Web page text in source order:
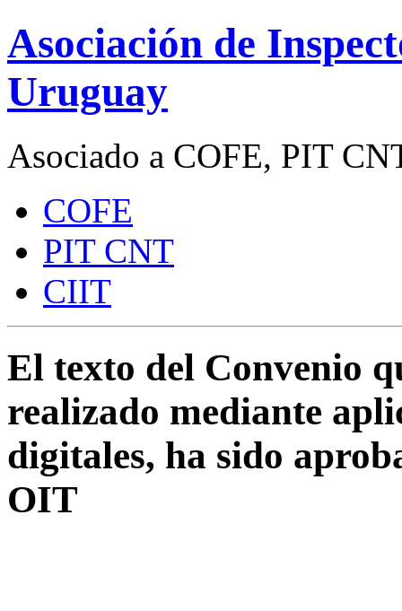
Asociación de
Uruguay
Asociado a COFE, PIT
COFE
PIT CNT
CIIT
El texto del Convenio
realizado mediante
digitales, ha sido
OIT